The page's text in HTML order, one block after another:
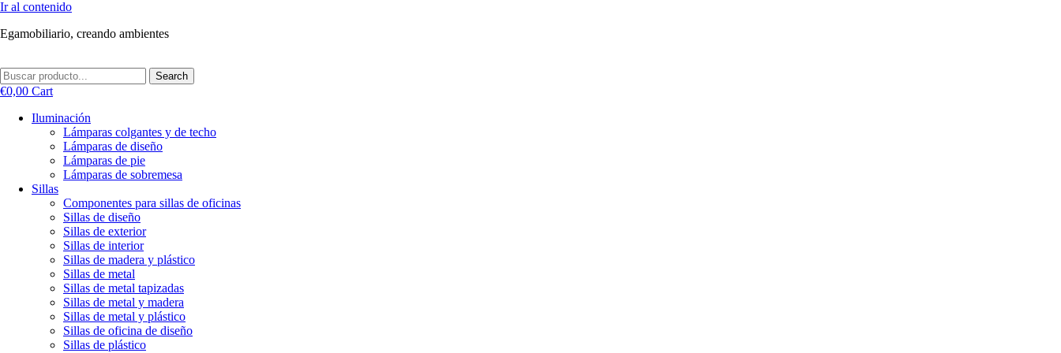
Ir al contenido
Egamobiliario, creando ambientes
Search
€0,00 Cart
Iluminación
Lámparas colgantes y de techo
Lámparas de diseño
Lámparas de pie
Lámparas de sobremesa
Sillas
Componentes para sillas de oficinas
Sillas de diseño
Sillas de exterior
Sillas de interior
Sillas de madera y plástico
Sillas de metal
Sillas de metal tapizadas
Sillas de metal y madera
Sillas de metal y plástico
Sillas de oficina de diseño
Sillas de plástico